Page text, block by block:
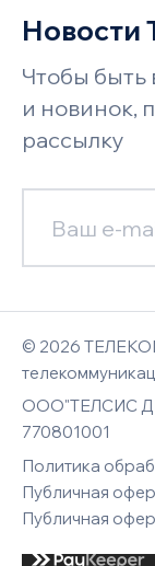
Серверное
хранения
Системы
Акции
Бренды
Faq
Новости
Контакты
Гарантия
Новости
Чтобы быть
и новинок,
рассылку
© 2026
ООО"ТЕЛСИС
770801001
Политика
Публичная
Публичная
Вход
E-mail
Введите
Под
по
Телефон
по цене и
Телефон